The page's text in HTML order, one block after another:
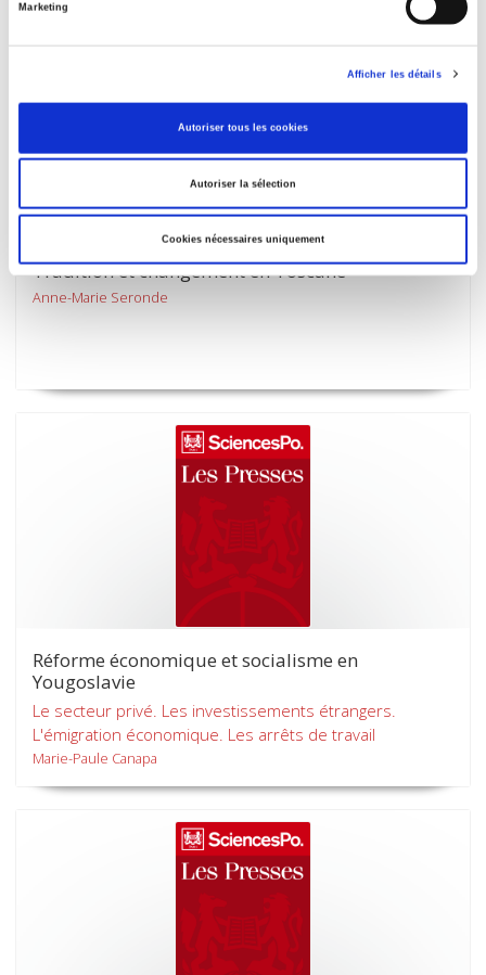
Marketing
Afficher les détails
Autoriser tous les cookies
Autoriser la sélection
Cookies nécessaires uniquement
Tradition et changement en Toscane
Anne-Marie Seronde
Réforme économique et socialisme en
Yougoslavie
Le secteur privé. Les investissements étrangers.
L'émigration économique. Les arrêts de travail
Marie-Paule Canapa